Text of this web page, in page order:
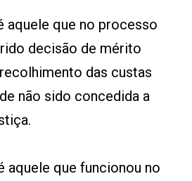
aquele que no processo
decisão de mérito
das custas
não sido concedida a
aquele que funcionou no